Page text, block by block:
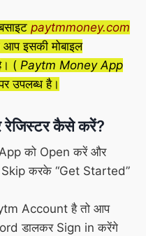
paytmmoney.com
इसकी मोबाइल
( Paytm Money App
उपलब्ध है।
कैसे करें?
को Open करें और
करके “Get Started”
Account है तो आप
डालकर Sign in करेंगे